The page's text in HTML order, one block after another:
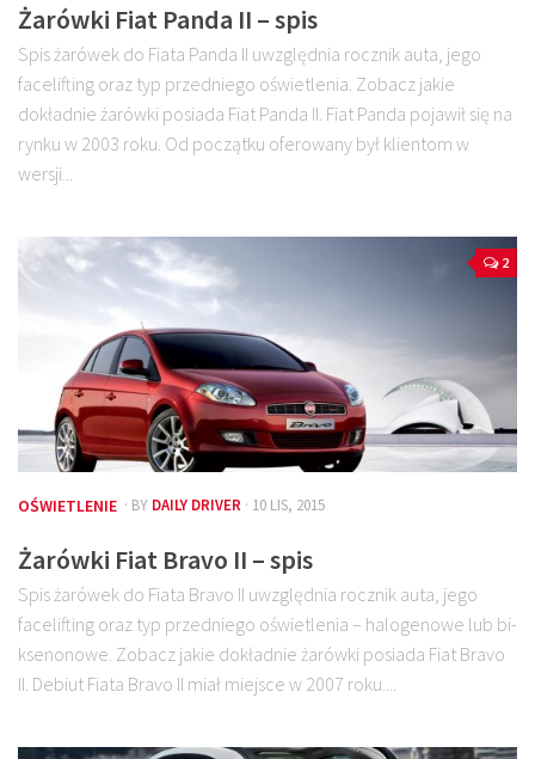
Żarówki Fiat Panda II – spis
Spis żarówek do Fiata Panda II uwzględnia rocznik auta, jego
facelifting oraz typ przedniego oświetlenia. Zobacz jakie
dokładnie żarówki posiada Fiat Panda II. Fiat Panda pojawił się na
rynku w 2003 roku. Od początku oferowany był klientom w
wersji...
2
OŚWIETLENIE · BY DAILY DRIVER · 10 LIS, 2015
Żarówki Fiat Bravo II – spis
Spis żarówek do Fiata Bravo II uwzględnia rocznik auta, jego
facelifting oraz typ przedniego oświetlenia – halogenowe lub bi-
ksenonowe. Zobacz jakie dokładnie żarówki posiada Fiat Bravo
II. Debiut Fiata Bravo II miał miejsce w 2007 roku....